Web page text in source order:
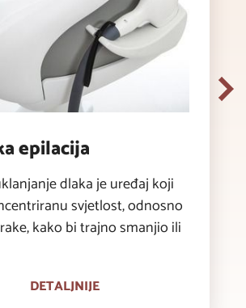
epilacija
dlaka je uređaj koji
svjetlost, odnosno
kako bi trajno smanjio ili
DETALJNIJE